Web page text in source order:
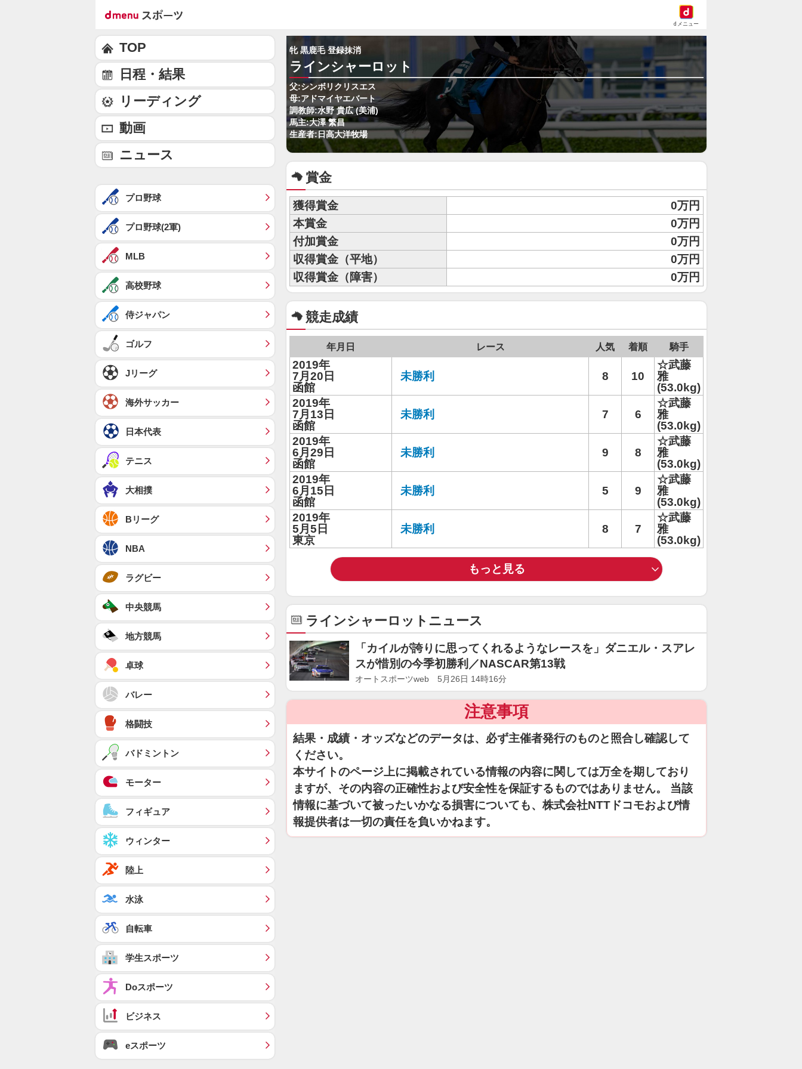
dメニュー
牝 黒鹿毛 登録抹消
ラインシャーロット
父:シンボリクリスエス
母:アドマイヤエバート
調教師:水野 貴広 (美浦)
馬主:大澤 繁昌
生産者:日高大洋牧場
賞金
獲得賞金
0万円
本賞金
0万円
付加賞金
0万円
収得賞金（平地）
0万円
収得賞金（障害）
0万円
競走成績
年月日 レース 人気 着順 騎手
2019年
7月20日
函館
未勝利 8 10
☆武藤
雅
(53.0kg)
2019年
7月13日
函館
未勝利 7 6
☆武藤
雅
(53.0kg)
2019年
6月29日
函館
未勝利 9 8
☆武藤
雅
(53.0kg)
2019年
6月15日
函館
未勝利 5 9
☆武藤
雅
(53.0kg)
2019年
5月5日
東京
未勝利 8 7
☆武藤
雅
(53.0kg)
もっと見る
ラインシャーロットニュース
「カイルが誇りに思ってくれるようなレースを」ダニエル・スアレ
スが惜別の今季初勝利／NASCAR第13戦
オートスポーツweb 5月26日 14時16分
注意事項
結果・成績・オッズなどのデータは、必ず主催者発行のものと照合し確認して
ください。
本サイトのページ上に掲載されている情報の内容に関しては万全を期しており
ますが、その内容の正確性および安全性を保証するものではありません。 当該
情報に基づいて被ったいかなる損害についても、株式会社NTTドコモおよび情
報提供者は一切の責任を負いかねます。
TOP
日程・結果
リーディング
動画
ニュース
プロ野球
プロ野球(2軍)
MLB
高校野球
侍ジャパン
ゴルフ
Jリーグ
海外サッカー
日本代表
テニス
大相撲
Bリーグ
NBA
ラグビー
中央競馬
地方競馬
卓球
バレー
格闘技
バドミントン
モーター
フィギュア
ウィンター
陸上
水泳
自転車
学生スポーツ
Doスポーツ
ビジネス
eスポーツ